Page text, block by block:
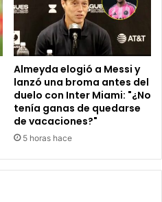
Almeyda elogió a Messi y
lanzó una broma antes del
duelo con Inter Miami: "¿No
tenía ganas de quedarse
de vacaciones?"
5 horas hace